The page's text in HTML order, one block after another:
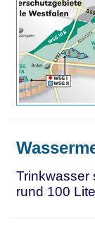
Trinkwasser
rund 100